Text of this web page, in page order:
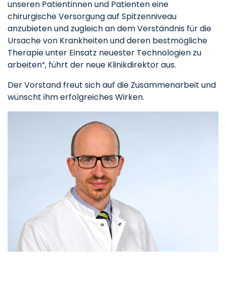
unseren Patientinnen und Patienten eine
chirurgische Versorgung auf Spitzenniveau
anzubieten und zugleich an dem Verständnis für die
Ursache von Krankheiten und deren bestmögliche
Therapie unter Einsatz neuester Technologien zu
arbeiten“, führt der neue Klinikdirektor aus.
Der Vorstand freut sich auf die Zusammenarbeit und
wünscht ihm erfolgreiches Wirken.